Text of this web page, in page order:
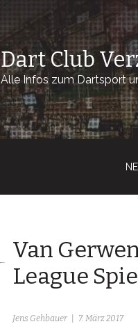
Dart Club
Alle Infos zum Dartsport
Van
League
Jens Gehbauer 7. März 2017